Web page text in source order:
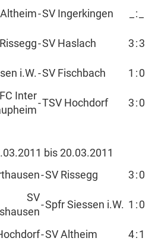
-SV Ingerkingen :
-SV Haslach 3 : 3
i.W.-SV Fischbach 1 : 0
FC Inter
-TSV Hochdorf 3 : 0
bis 20.03.2011
-SV Rissegg 3 : 0
SV
-Spfr Siessen i.W. 1 : 0
-SV Altheim 4: 1